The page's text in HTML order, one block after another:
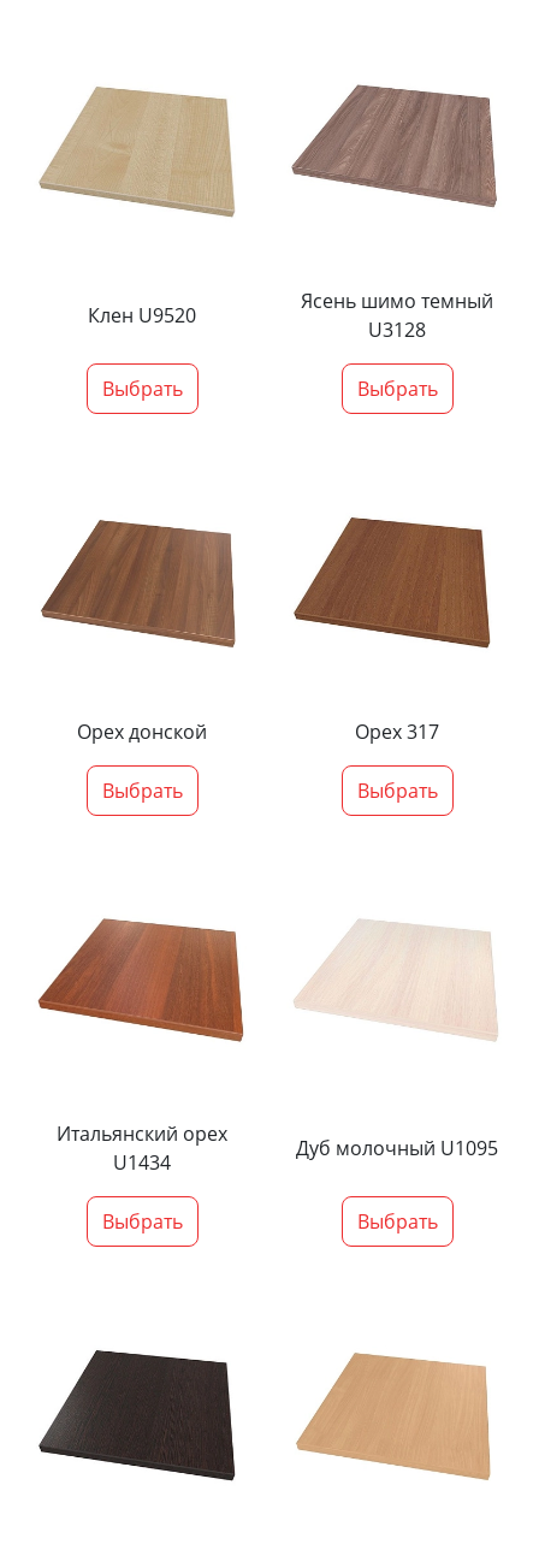
Клен U9520
Выбрать
Ясень шимо темный
U3128
Выбрать
Орех донской
Выбрать
Орех 317
Выбрать
Итальянский орех
U1434
Выбрать
Дуб молочный U1095
Выбрать